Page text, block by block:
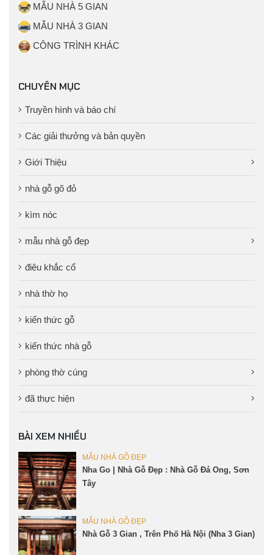
MẪU NHÀ 5 GIAN
MẪU NHÀ 3 GIAN
CÔNG TRÌNH KHÁC
CHUYÊN MỤC
Truyền hình và báo chí
Các giải thưởng và bản quyền
Giới Thiệu
nhà gỗ gõ đỏ
kìm nóc
mẫu nhà gỗ đẹp
điêu khắc cổ
nhà thờ họ
kiến thức gỗ
kiến thức nhà gỗ
phòng thờ cúng
đã thực hiện
BÀI XEM NHIỀU
MẪU NHÀ GỖ ĐẸP
Nha Go | Nhà Gỗ Đẹp : Nhà Gỗ Đá Ong, Sơn
Tây
MẪU NHÀ GỖ ĐẸP
Nhà Gỗ 3 Gian , Trên Phố Hà Nội (Nha 3 Gian)